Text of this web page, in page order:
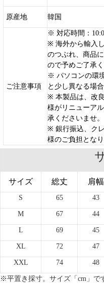
原産地 韓国
ご注意事項
※ 対応時間：
※ 海外から輸入
のつぶれ、商品
ので予めご了承く
※ パソコンの環
と少し異なる場
※ 本製品は、改
様がリニューア
承くださいませ。
※ 銀行振込、ク
様のご負担とな
サイズ 総丈 肩幅
S 65 43
M 67 44
L 69 45
XL 72 47
XXL 74 48
※平置き採寸。サイズ「cm」で